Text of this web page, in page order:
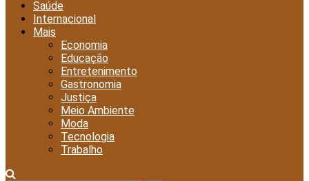
Saúde
Internacional
Mais
Economia
Educação
Entretenimento
Gastronomia
Justiça
Meio Ambiente
Moda
Tecnologia
Trabalho